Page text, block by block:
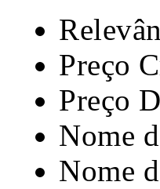
Preço
Preço
Nome
Nome